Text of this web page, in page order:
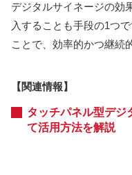
デジタルサイネージの効
入することも手段の1つ
ことで、効率的かつ継続
【関連情報】
タッチパネル型デジ
て活用方法を解説